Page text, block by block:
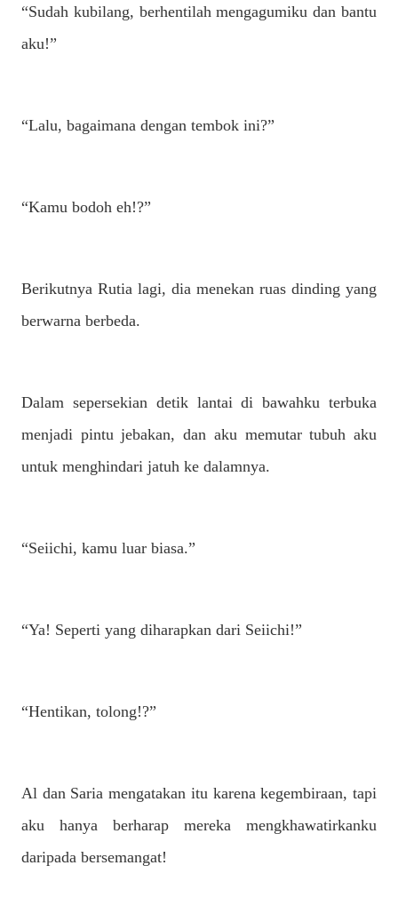
“Sudah kubilang, berhentilah mengagumiku dan bantu
aku!”
“Lalu, bagaimana dengan tembok ini?”
“Kamu bodoh eh!?”
Berikutnya Rutia lagi, dia menekan ruas dinding yang
berwarna berbeda.
Dalam sepersekian detik lantai di bawahku terbuka
menjadi pintu jebakan, dan aku memutar tubuh aku
untuk menghindari jatuh ke dalamnya.
“Seiichi, kamu luar biasa.”
“Ya! Seperti yang diharapkan dari Seiichi!”
“Hentikan, tolong!?”
Al dan Saria mengatakan itu karena kegembiraan, tapi
aku hanya berharap mereka mengkhawatirkanku
daripada bersemangat!